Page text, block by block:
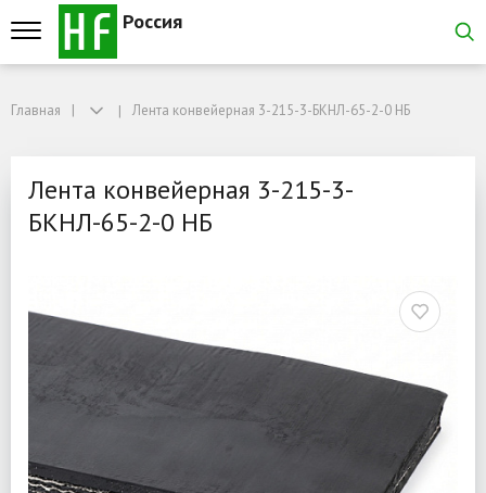
Россия
Лента конвейерная 3-215-3-БКНЛ-65-2-0 НБ
Главная Лента конвейерная 3-215-3-БКНЛ-65-2-0 НБ
Лента конвейерная 3-215-3-
БКНЛ-65-2-0 НБ